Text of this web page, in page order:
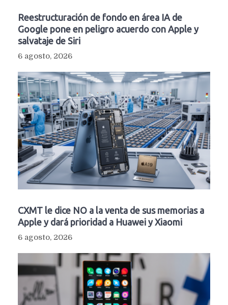
Reestructuración de fondo en área IA de
Google pone en peligro acuerdo con Apple y
salvataje de Siri
6 agosto, 2026
CXMT le dice NO a la venta de sus memorias a
Apple y dará prioridad a Huawei y Xiaomi
6 agosto, 2026